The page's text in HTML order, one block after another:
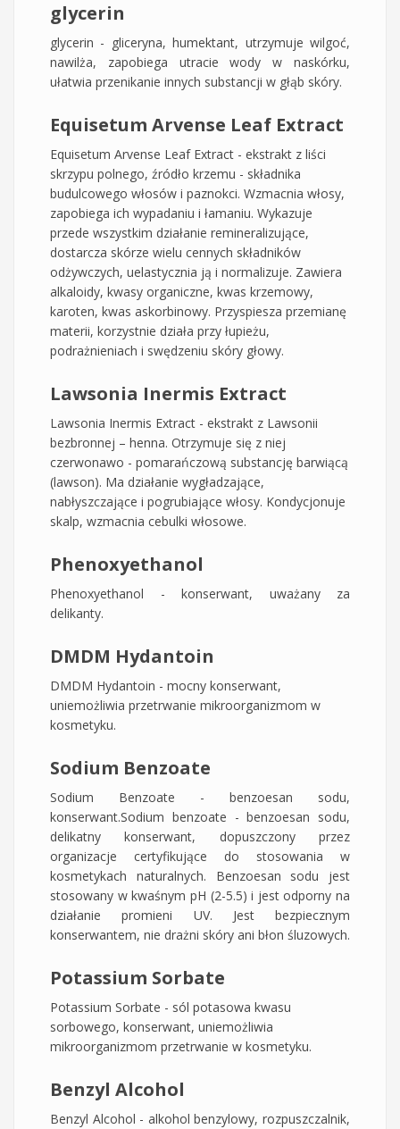
glycerin
glycerin - gliceryna, humektant, utrzymuje wilgoć,
nawilża, zapobiega utracie wody w naskórku,
ułatwia przenikanie innych substancji w głąb skóry.
Equisetum Arvense Leaf Extract
Equisetum Arvense Leaf Extract - ekstrakt z liści
skrzypu polnego, źródło krzemu - składnika
budulcowego włosów i paznokci. Wzmacnia włosy,
zapobiega ich wypadaniu i łamaniu. Wykazuje
przede wszystkim działanie remineralizujące,
dostarcza skórze wielu cennych składników
odżywczych, uelastycznia ją i normalizuje. Zawiera
alkaloidy, kwasy organiczne, kwas krzemowy,
karoten, kwas askorbinowy. Przyspiesza przemianę
materii, korzystnie działa przy łupieżu,
podrażnieniach i swędzeniu skóry głowy.
Lawsonia Inermis Extract
Lawsonia Inermis Extract - ekstrakt z Lawsonii
bezbronnej – henna. Otrzymuje się z niej
czerwonawo - pomarańczową substancję barwiącą
(lawson). Ma działanie wygładzające,
nabłyszczające i pogrubiające włosy. Kondycjonuje
skalp, wzmacnia cebulki włosowe.
Phenoxyethanol
Phenoxyethanol - konserwant, uważany za
delikanty.
DMDM Hydantoin
DMDM Hydantoin - mocny konserwant,
uniemożliwia przetrwanie mikroorganizmom w
kosmetyku.
Sodium Benzoate
Sodium Benzoate - benzoesan sodu,
konserwant.Sodium benzoate - benzoesan sodu,
delikatny konserwant, dopuszczony przez
organizacje certyfikujące do stosowania w
kosmetykach naturalnych. Benzoesan sodu jest
stosowany w kwaśnym pH (2-5.5) i jest odporny na
działanie promieni UV. Jest bezpiecznym
konserwantem, nie drażni skóry ani błon śluzowych.
Potassium Sorbate
Potassium Sorbate - sól potasowa kwasu
sorbowego, konserwant, uniemożliwia
mikroorganizmom przetrwanie w kosmetyku.
Benzyl Alcohol
Benzyl Alcohol - alkohol benzylowy, rozpuszczalnik,